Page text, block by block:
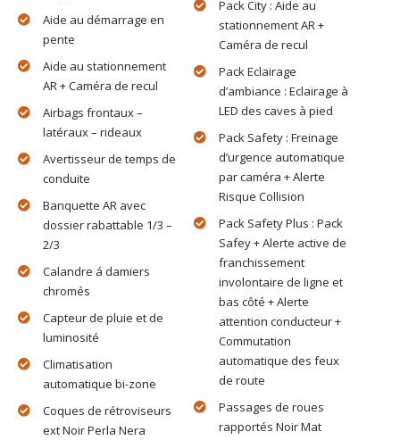
Aide au démarrage en
pente
Aide au stationnement
AR + Caméra de recul
Airbags frontaux –
latéraux – rideaux
Avertisseur de temps de
conduite
Banquette AR avec
dossier rabattable 1/3 –
2/3
Calandre á damiers
chromés
Capteur de pluie et de
luminosité
Climatisation
automatique bi-zone
Coques de rétroviseurs
ext Noir Perla Nera
Pack City : Aide au
stationnement AR +
Caméra de recul
Pack Eclairage
d’ambiance : Eclairage à
LED des caves à pied
Pack Safety : Freinage
d’urgence automatique
par caméra + Alerte
Risque Collision
Pack Safety Plus : Pack
Safey + Alerte active de
franchissement
involontaire de ligne et
bas côté + Alerte
attention conducteur +
Commutation
automatique des feux
de route
Passages de roues
rapportés Noir Mat